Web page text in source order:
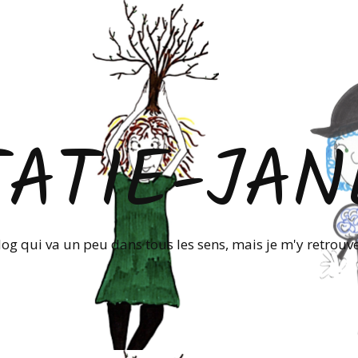
qui va un peu dans tous les sens, mais je m'y